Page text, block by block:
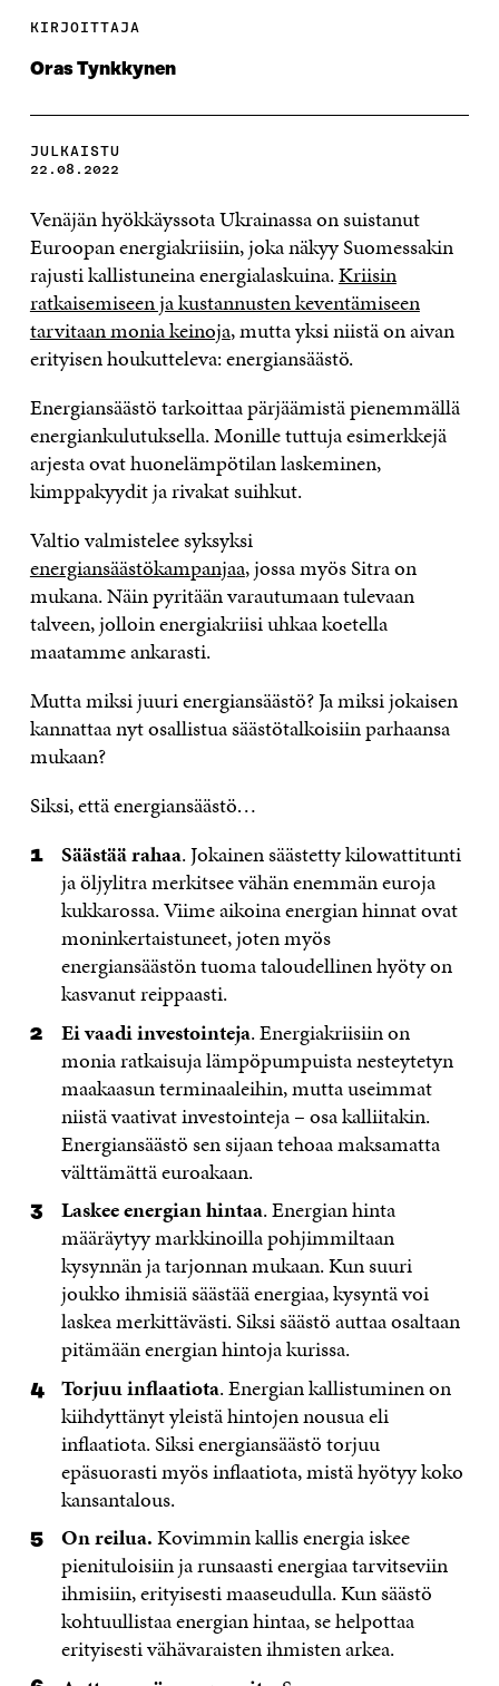
KIRJOITTAJA
Oras Tynkkynen
JULKAISTU
22.08.2022
Venäjän hyökkäyssota Ukrainassa on suistanut
Euroopan energiakriisiin, joka näkyy Suomessakin
rajusti kallistuneina energialaskuina.Kriisin
ratkaisemiseen ja kustannusten keventämiseen
tarvitaan monia keinoja, mutta yksi niistä on aivan
erityisen houkutteleva: energiansäästö.
Energiansäästö tarkoittaa pärjäämistä pienemmällä
energiankulutuksella. Monille tuttuja esimerkkejä
arjesta ovat huonelämpötilan laskeminen,
kimppakyydit ja rivakat suihkut.
Valtio valmistelee syksyksi
energiansäästökampanjaa, jossa myös Sitra on
mukana. Näin pyritään varautumaan tulevaan
talveen, jolloin energiakriisi uhkaa koetella
maatamme ankarasti.
Mutta miksi juuri energiansäästö? Ja miksi jokaisen
kannattaa nyt osallistua säästötalkoisiin parhaansa
mukaan?
Siksi, että energiansäästö…
Säästää rahaa. Jokainen säästetty kilowattitunti
ja öljylitra merkitsee vähän enemmän euroja
kukkarossa. Viime aikoina energian hinnat ovat
moninkertaistuneet, joten myös
energiansäästön tuoma taloudellinen hyöty on
kasvanut reippaasti.
Ei vaadi investointeja. Energiakriisiin on
monia ratkaisuja lämpöpumpuista nesteytetyn
maakaasun terminaaleihin, mutta useimmat
niistä vaativat investointeja – osa kalliitakin.
Energiansäästö sen sijaan tehoaa maksamatta
välttämättä euroakaan.
Laskee energian hintaa. Energian hinta
määräytyy markkinoilla pohjimmiltaan
kysynnän ja tarjonnan mukaan. Kun suuri
joukko ihmisiä säästää energiaa, kysyntä voi
laskea merkittävästi. Siksi säästö auttaa osaltaan
pitämään energian hintoja kurissa.
Torjuu inflaatiota. Energian kallistuminen on
kiihdyttänyt yleistä hintojen nousua eli
inflaatiota. Siksi energiansäästö torjuu
epäsuorasti myös inflaatiota, mistä hyötyy koko
kansantalous.
On reilua.Kovimmin kallis energia iskee
pienituloisiin ja runsaasti energiaa tarvitseviin
ihmisiin, erityisesti maaseudulla. Kun säästö
kohtuullistaa energian hintaa, se helpottaa
erityisesti vähävaraisten ihmisten arkea.